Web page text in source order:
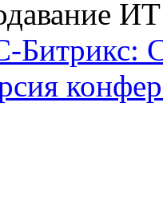
Битрикс: